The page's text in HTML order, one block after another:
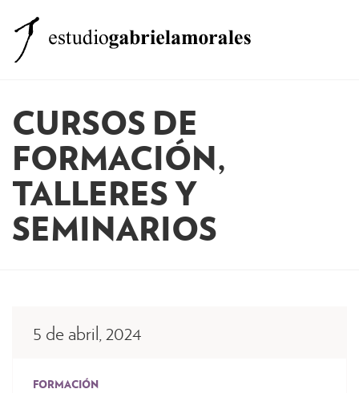
Clases
Formación
Equipo
Otros Servicios
CURSOS DE
FORMACIÓN,
TALLERES Y
SEMINARIOS
5 de abril, 2024
FORMACIÓN